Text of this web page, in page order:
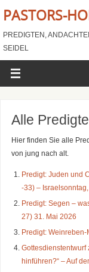
PASTORS-
PREDIGTEN,
SEIDEL
Alle
Hier finden Sie alle
von jung nach alt.
Predigt: Juden und
-33) –
Predigt: Segen –
27) 31. Mai 2026
Predigt:
Gottesdienstentwurf
hinführen?“ – Auf